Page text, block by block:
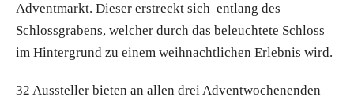
Adventmarkt. Dieser erstreckt sich entlang des
Schlossgrabens, welcher durch das beleuchtete Schloss
im Hintergrund zu einem weihnachtlichen Erlebnis wird.
32 Aussteller bieten an allen drei Adventwochenenden